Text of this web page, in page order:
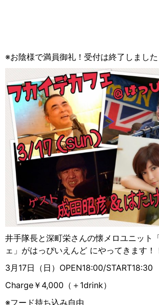
※お陰様で満員御礼！受付は終了しました
井手隊長と深町栄さんの懐メロユニット
ェ」がはっぴいえんど にやってきます！
3月17日（日）OPEN18:00/START18:30
Charge￥4,000（＋1drink）
※フード持ち込み自由